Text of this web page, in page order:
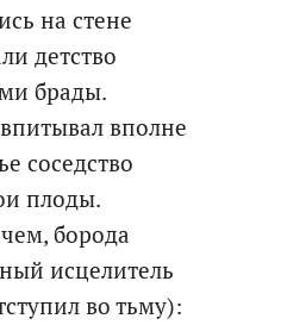
на стене
детство
брады.
вполне
соседство
плоды.
борода
исцелитель
во тьму):